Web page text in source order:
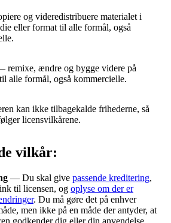
og videredistribuere materialet i
eller format til alle formål, også
remixe, ændre og bygge videre på
alle formål, også kommercielle.
kan ikke tilbagekalde frihederne, så
licensvilkårene.
vilkår:
— Du skal give passende kreditering,
til licensen, og oplyse om der er
. Du må gøre det på enhver
men ikke på en måde der antyder, at